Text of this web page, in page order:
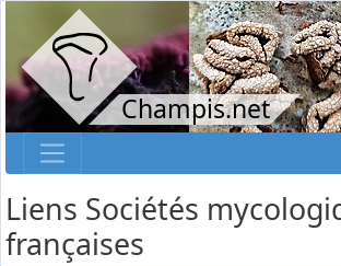
Champis.net
Liens Sociétés
françaises